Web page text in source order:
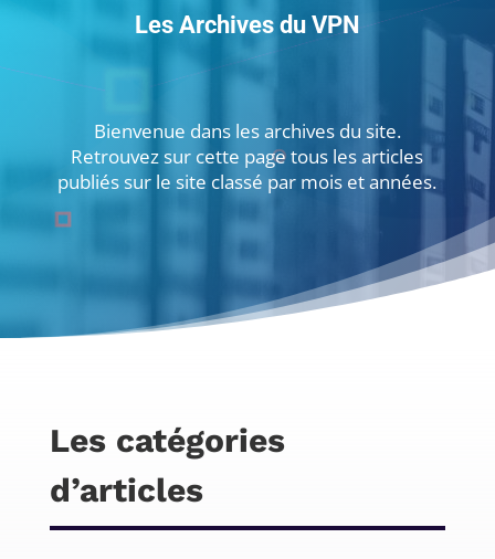
Les Archives du VPN
Bienvenue dans les archives du site.
Retrouvez sur cette page tous les articles
publiés sur le site classé par mois et années.
Les catégories
d’articles